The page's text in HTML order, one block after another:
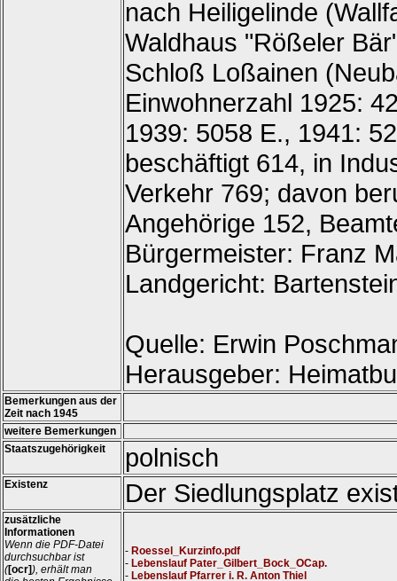
nach Heiligelinde
Waldhaus "Rößeler
Schloß Loßainen
Einwohnerzahl 1925:
1939: 5058 E., 1941:
beschäftigt 614, in
Verkehr 769; davon
Angehörige 152,
Bürgermeister: Franz
Landgericht:
Quelle: Erwin
Herausgeber:
Bemerkungen aus der
Zeit nach 1945
weitere Bemerkungen
Staatszugehörigkeit
polnisch
Existenz Der Siedlungsplatz
zusätzliche
Informationen
Wenn die PDF-Datei
durchsuchbar ist
([ocr]), erhält man
- Roessel_Kurzinfo.pdf
- Lebenslauf Pater_Gilbert_Bock_OCap.
- Lebenslauf Pfarrer i. R. Anton Thiel